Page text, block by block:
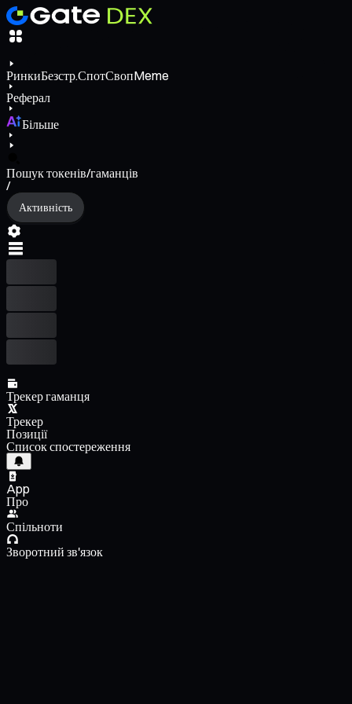
РинкиБезстр.СпотСвопMeme
Реферал
Більше
Пошук токенів/гаманців
/
Активність
Трекер гаманця
Трекер
Позиції
Список спостереження
App
Про
Спільноти
Зворотний зв'язок